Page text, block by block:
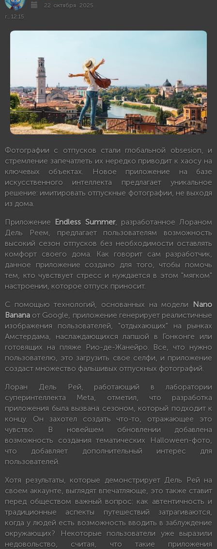
22 октября 2025
г., 12:15
Фотографии с отпусков стали глобальной obsesion, и
стремление запечатлеть их нередко приводит к хаосу на
ключевых объектах. Новое приложение на базе
искусственного интеллекта предлагает уникальное
решение: имитировать отпускные фотографии, не выходя
из дома.
Приложение Endless Summer, разработанное Лораном
Дель Реем, предлагает пользователям возможность
высокий сезон отпусков без необходимости оставлять
комфорт своего дома. Как говорит сам разработчик,
данное приложение создано для того, чтобы помочь
тем, кто чувствует стресс и нуждается в этом "мягком"
настроении, которое отпуск приносит.
С помощью технологий, основанных на модели
Nano
Banana от Google, приложение генерирует реалистичные
изображения пользователей, "отдыхающих" на рынках
Амстердама, наслаждающихся лапшой в Гонконге или
готовящих на пляже Рио-де-Жанейро. Все, что нужно
пользователю, это загрузить свое селфи, и приложение
создаст множество фальшивых отпускных фотографий.
Лоран Дель Рей, работающий в лаборатории
суперинтеллекта Meta, отметил, что разработка
приложения была вызвана сезоном, который подходит к
концу. Он захотел создать что-то, отражающее это
чувство. В новейшем обновлении добавлена
возможность создания тематических Halloween-фото,
что добавляет дополнительный интерес для
пользователей.
Хотя результаты, которые демонстрирует Дель Рей на
своем аккаунте, выглядят впечатляюще, это также ставит
перед обществом важный вопрос: как автентичность и
традиционные аспекты путешествий затрагиваются,
когда у людей есть возможность вводить в заблуждение
окружающих? Некоторые пользователи уже выразили
недовольство, считая, что такие приложения